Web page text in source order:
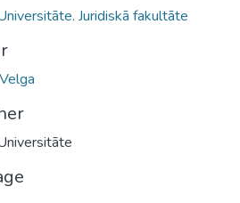
Juridiskā fakultāte